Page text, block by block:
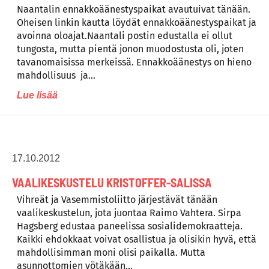
Naantalin ennakkoäänestyspaikat avautuivat tänään.
Oheisen linkin kautta löydät ennakkoäänestyspaikat ja
avoinna oloajat.Naantali postin edustalla ei ollut
tungosta, mutta pientä jonon muodostusta oli, joten
tavanomaisissa merkeissä. Ennakkoäänestys on hieno
mahdollisuus ja…
Lue lisää
17.10.2012
VAALIKESKUSTELU KRISTOFFER-SALISSA
Vihreät ja Vasemmistoliitto järjestävät tänään
vaalikeskustelun, jota juontaa Raimo Vahtera. Sirpa
Hagsberg edustaa paneelissa sosialidemokraatteja.
Kaikki ehdokkaat voivat osallistua ja olisikin hyvä, että
mahdollisimman moni olisi paikalla. Mutta
asunnottomien yötäkään…